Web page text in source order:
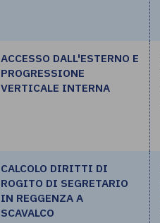
ACCESSO DALL'ESTERNO E
PROGRESSIONE
VERTICALE INTERNA
CALCOLO DIRITTI DI
ROGITO DI SEGRETARIO
IN REGGENZA A
SCAVALCO